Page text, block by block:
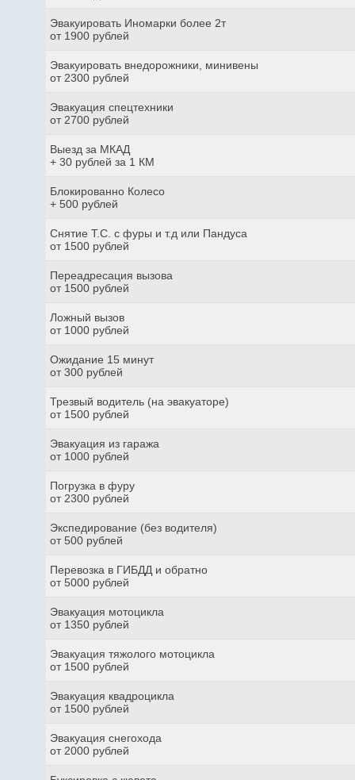
Эвакуировать Иномарки более 2т
от 1900 рублей
Эвакуировать внедорожники, минивены
от 2300 рублей
Эвакуация спецтехники
от 2700 рублей
Выезд за МКАД
+ 30 рублей за 1 КМ
Блокированно Колесо
+ 500 рублей
Снятие Т.С. с фуры и т.д или Пандуса
от 1500 рублей
Переадресация вызова
от 1500 рублей
Ложный вызов
от 1000 рублей
Ожидание 15 минут
от 300 рублей
Трезвый водитель (на эвакуаторе)
от 1500 рублей
Эвакуация из гаража
от 1000 рублей
Погрузка в фуру
от 2300 рублей
Экспедирование (без водителя)
от 500 рублей
Перевозка в ГИБДД и обратно
от 5000 рублей
Эвакуация мотоцикла
от 1350 рублей
Эвакуация тяжолого мотоцикла
от 1500 рублей
Эвакуация квадроцикла
от 1500 рублей
Эвакуация снегохода
от 2000 рублей